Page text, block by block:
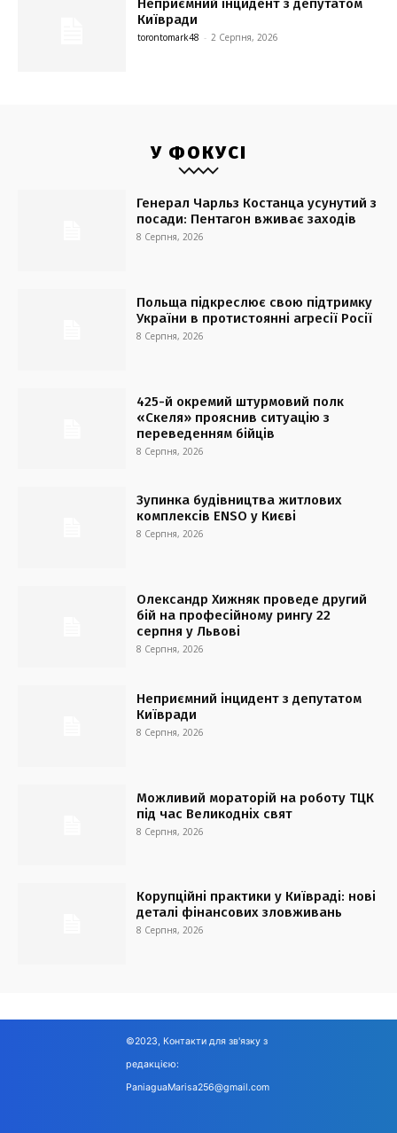
Неприємний інцидент з депутатом
Київради
torontomark48 - 2 Серпня, 2026
У ФОКУСІ
Генерал Чарльз Костанца усунутий з
посади: Пентагон вживає заходів
8 Серпня, 2026
Польща підкреслює свою підтримку
України в протистоянні агресії Росії
8 Серпня, 2026
425-й окремий штурмовий полк
«Скеля» прояснив ситуацію з
переведенням бійців
8 Серпня, 2026
Зупинка будівництва житлових
комплексів ENSO у Києві
8 Серпня, 2026
Олександр Хижняк проведе другий
бій на професійному рингу 22
серпня у Львові
8 Серпня, 2026
Неприємний інцидент з депутатом
Київради
8 Серпня, 2026
Можливий мораторій на роботу ТЦК
під час Великодніх свят
8 Серпня, 2026
Корупційні практики у Київраді: нові
деталі фінансових зловживань
8 Серпня, 2026
©2023, Контакти для зв'язку з
редакцією:
PaniaguaMarisa256@gmail.com